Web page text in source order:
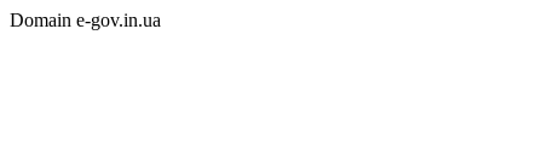
Domain e-gov.in.ua